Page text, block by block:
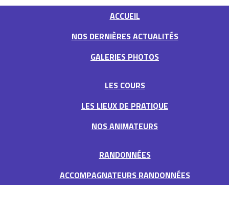
ACCUEIL
NOS DERNIÈRES ACTUALITÉS
GALERIES PHOTOS
LES COURS
LES LIEUX DE PRATIQUE
NOS ANIMATEURS
RANDONNÉES
ACCOMPAGNATEURS RANDONNÉES